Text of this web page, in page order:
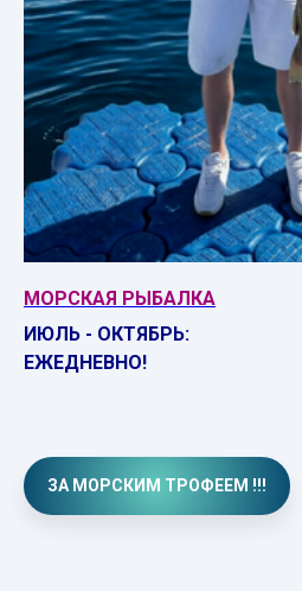
МОРСКАЯ РЫБАЛКА
ИЮЛЬ - ОКТЯБРЬ:
ЕЖЕДНЕВНО!
ЗА МОРСКИМ ТРОФЕЕМ !!!